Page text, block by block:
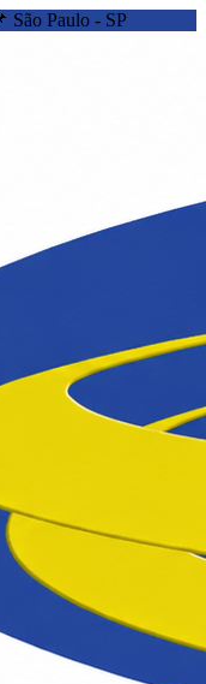
São Paulo - SP